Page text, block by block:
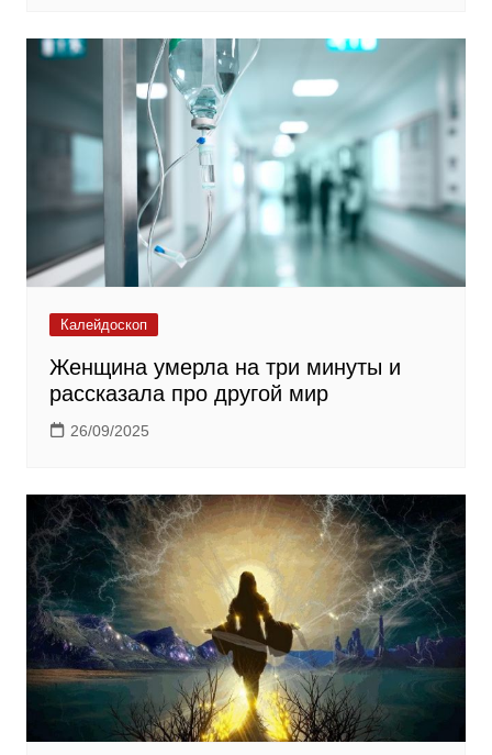
Калейдоскоп
Женщина умерла на три минуты и
рассказала про другой мир
26/09/2025